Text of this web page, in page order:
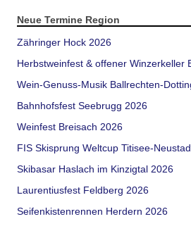
Neue Termine Region
Zähringer Hock 2026
Herbstweinfest & offener Winzerkeller
Wein-Genuss-Musik Ballrechten-
Bahnhofsfest Seebrugg 2026
Weinfest Breisach 2026
FIS Skisprung Weltcup Titisee-
Skibasar Haslach im Kinzigtal 2026
Laurentiusfest Feldberg 2026
Seifenkistenrennen Herdern 2026